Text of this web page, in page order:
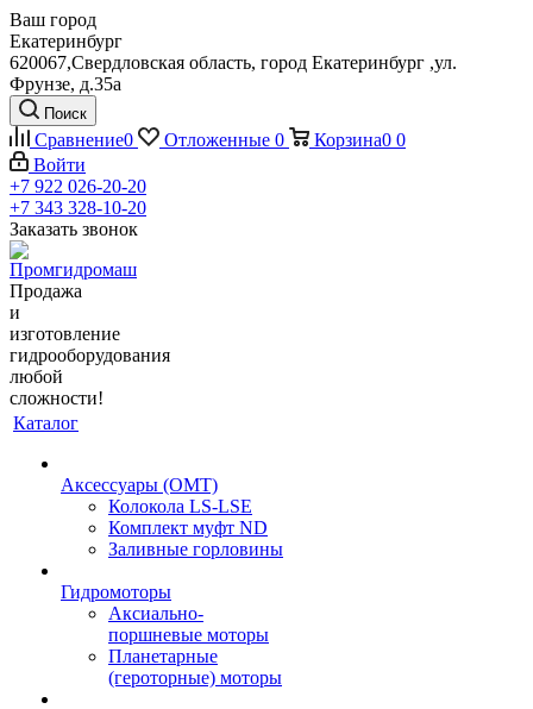
Ваш город
Екатеринбург
620067,Свердловская область, город Екатеринбург ,ул.
Фрунзе, д.35а
Поиск
Сравнение0 Отложенные 0 Корзина0 0
Войти
+7 922 026-20-20
+7 343 328-10-20
Заказать звонок
Продажа
и
изготовление
гидрооборудования
любой
сложности!
Каталог
Аксессуары (OMT)
Колокола LS-LSE
Комплект муфт ND
Заливные горловины
Гидромоторы
Аксиально-
поршневые моторы
Планетарные
(героторные) моторы